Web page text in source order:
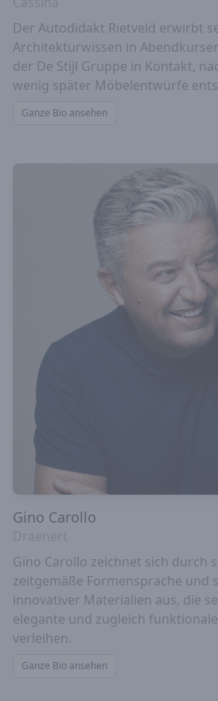
Der Autodidakt Rietveld erwirbt
Architekturwissen in
der De Stijl Gruppe in Kontakt,
wenig später Möbelentwürfe
Ganze Bio ansehen
Gino Carollo
Gino Carollo zeichnet sich durch
zeitgemäße Formensprache und
innovativer Materialien aus, die
elegante und zugleich
verleihen.
Ganze Bio ansehen